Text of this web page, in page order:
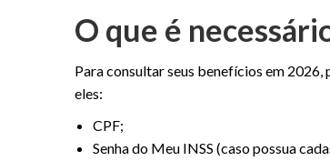
O que é
Para consultar seus benefícios em 2026,
eles:
CPF;
Senha do Meu INSS (caso possua